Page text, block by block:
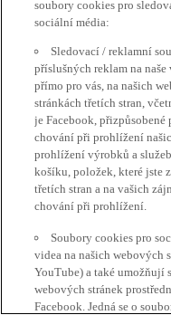
soubory cookies pro
sociální média:
Sledovací / reklamní
příslušných reklam na
přímo pro vás, na našich
stránkách třetích stran,
je Facebook, přizpůsobené
chování při prohlížení
prohlížení výrobků a
košíku, položek, které jste
třetích stran a na vašich
chování při prohlížení.
Soubory cookies pro
videa na našich webových
YouTube) a také umožňují
webových stránek
Facebook. Jedná se o